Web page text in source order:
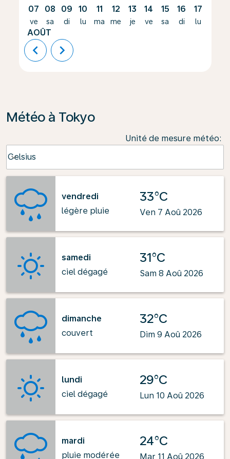
07
ve
AOÛT
08
sa
09
di
10
lu
11
ma
12
me
13
je
14
ve
15
sa
16
di
17
lu
chevron_left chevron_right
Météo à Tokyo
Unité de mesure météo:
Celsius
keyboard_arrow_down
vendredi
légère pluie
33°C
Ven 7 Aoû 2026
samedi
ciel dégagé
31°C
Sam 8 Aoû 2026
dimanche
couvert
32°C
Dim 9 Aoû 2026
lundi
ciel dégagé
29°C
Lun 10 Aoû 2026
mardi
pluie modérée
24°C
Mar 11 Aoû 2026